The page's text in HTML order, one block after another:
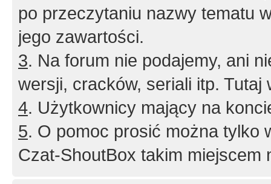
po przeczytaniu nazwy tematu
jego zawartości.
3. Na forum nie podajemy, ani
wersji, cracków, seriali itp. Tutaj
4. Użytkownicy mający na
5. O pomoc prosić można tylko
Czat-ShoutBox takim miejscem